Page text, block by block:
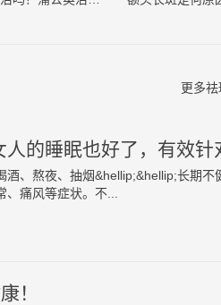
更多
、熬夜、抽烟&hellip;&hellip;长期不
、痛风等症状。不...
！